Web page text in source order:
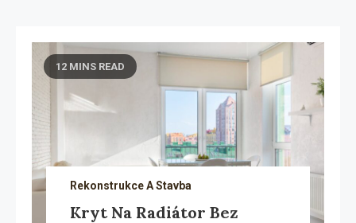
12 MINS READ
Rekonstrukce A Stavba
Kryt Na Radiátor Bez